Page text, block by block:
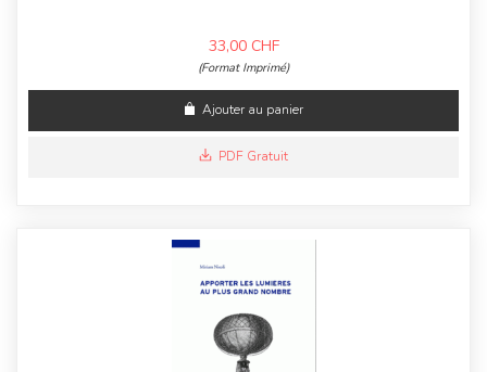
33,00 CHF
(Format Imprimé)
Ajouter au panier
PDF Gratuit